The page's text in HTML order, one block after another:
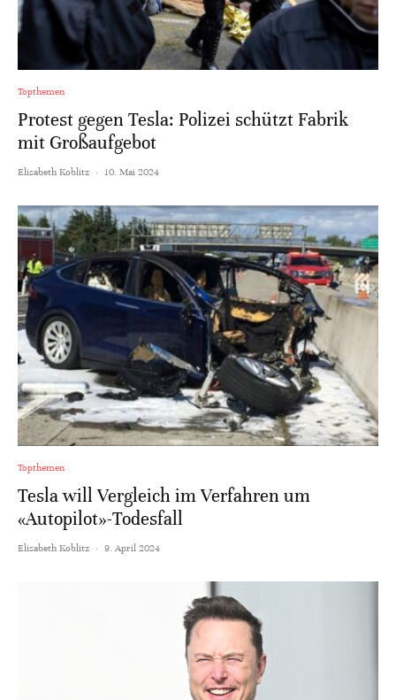
Topthemen
Protest gegen Tesla: Polizei schützt Fabrik
mit Großaufgebot
Elisabeth Koblitz · 10. Mai 2024
Topthemen
Tesla will Vergleich im Verfahren um
«Autopilot»-Todesfall
Elisabeth Koblitz · 9. April 2024